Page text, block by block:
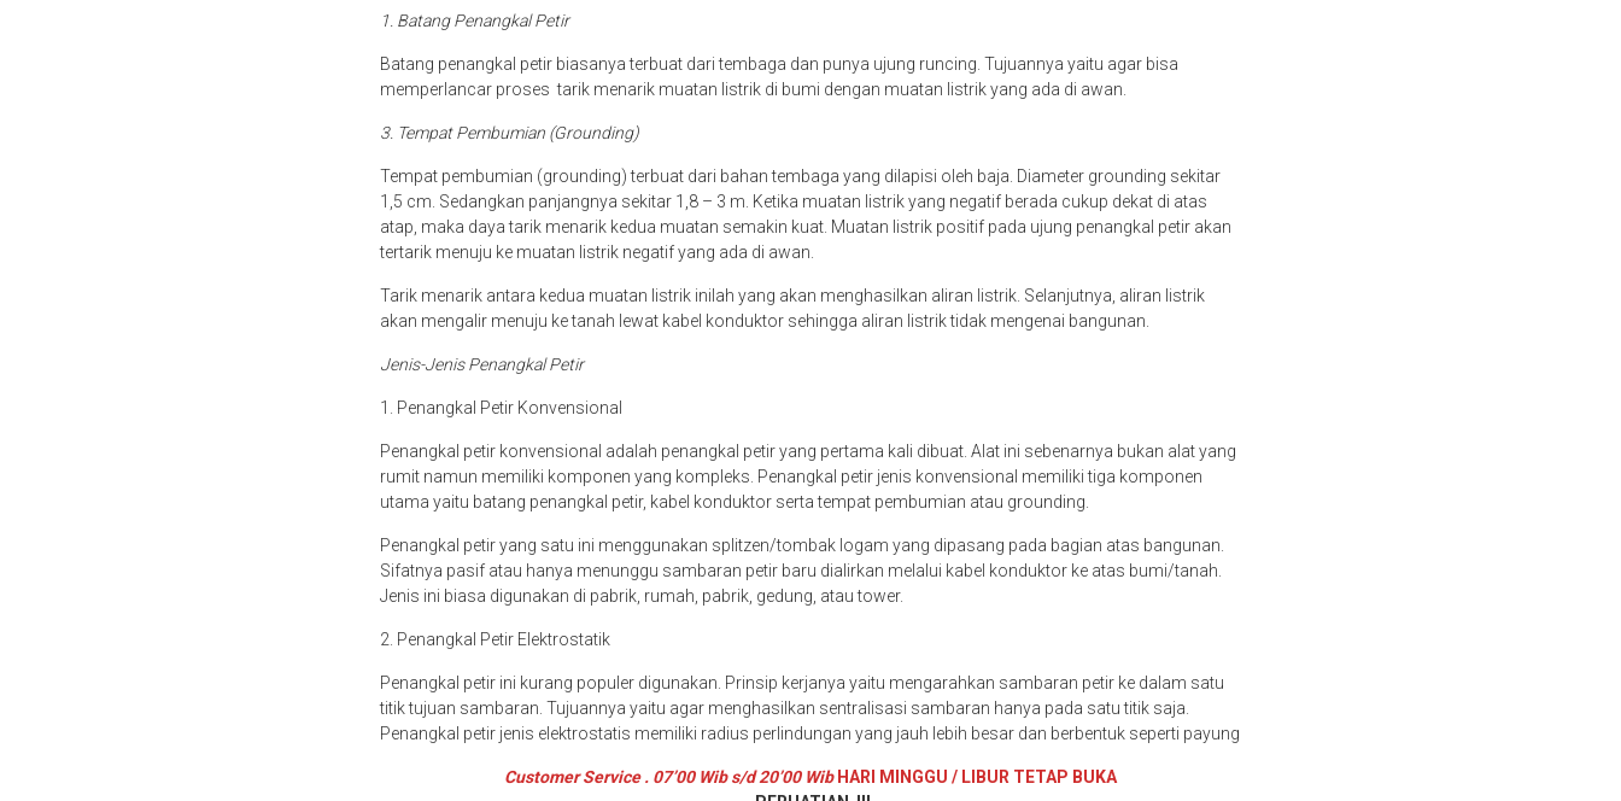
1. Batang Penangkal Petir
Batang penangkal petir biasanya terbuat dari tembaga dan punya ujung runcing. Tujuannya yaitu agar bisa
memperlancar proses tarik menarik muatan listrik di bumi dengan muatan listrik yang ada di awan.
3. Tempat Pembumian (Grounding)
Tempat pembumian (grounding) terbuat dari bahan tembaga yang dilapisi oleh baja. Diameter grounding sekitar
1,5 cm. Sedangkan panjangnya sekitar 1,8 – 3 m. Ketika muatan listrik yang negatif berada cukup dekat di atas
atap, maka daya tarik menarik kedua muatan semakin kuat. Muatan listrik positif pada ujung penangkal petir akan
tertarik menuju ke muatan listrik negatif yang ada di awan.
Tarik menarik antara kedua muatan listrik inilah yang akan menghasilkan aliran listrik. Selanjutnya, aliran listrik
akan mengalir menuju ke tanah lewat kabel konduktor sehingga aliran listrik tidak mengenai bangunan.
Jenis-Jenis Penangkal Petir
1. Penangkal Petir Konvensional
Penangkal petir konvensional adalah penangkal petir yang pertama kali dibuat. Alat ini sebenarnya bukan alat yang
rumit namun memiliki komponen yang kompleks. Penangkal petir jenis konvensional memiliki tiga komponen
utama yaitu batang penangkal petir, kabel konduktor serta tempat pembumian atau grounding.
Penangkal petir yang satu ini menggunakan splitzen/tombak logam yang dipasang pada bagian atas bangunan.
Sifatnya pasif atau hanya menunggu sambaran petir baru dialirkan melalui kabel konduktor ke atas bumi/tanah.
Jenis ini biasa digunakan di pabrik, rumah, pabrik, gedung, atau tower.
2. Penangkal Petir Elektrostatik
Penangkal petir ini kurang populer digunakan. Prinsip kerjanya yaitu mengarahkan sambaran petir ke dalam satu
titik tujuan sambaran. Tujuannya yaitu agar menghasilkan sentralisasi sambaran hanya pada satu titik saja.
Penangkal petir jenis elektrostatis memiliki radius perlindungan yang jauh lebih besar dan berbentuk seperti payung
Customer Service . 07’00 Wib s/d 20’00 WibHARI MINGGU / LIBUR TETAP BUKA